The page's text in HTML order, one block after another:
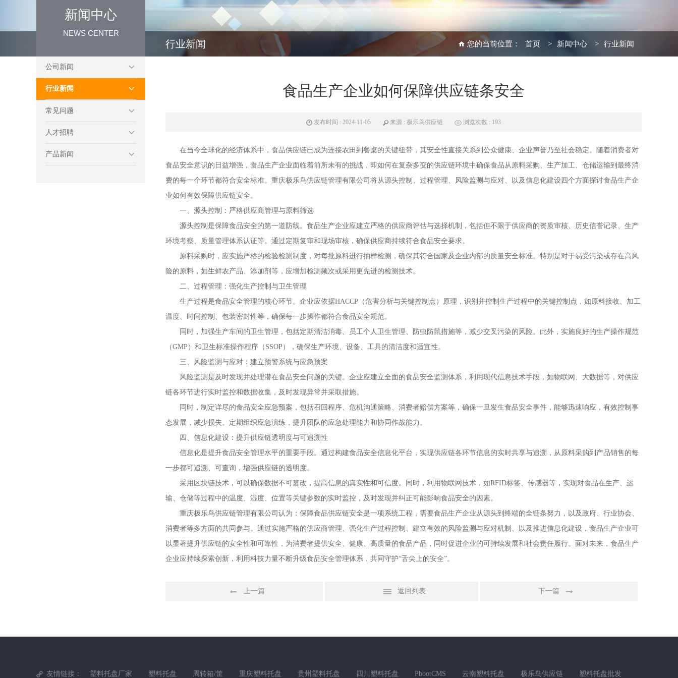
新闻中心
NEWS CENTER
公司新闻
行业新闻
常见问题
人才招聘
产品新闻
行业新闻 您的当前位置： 首页 > 新闻中心 > 行业新闻
食品生产企业如何保障供应链条安全
发布时间 : 2024-11-05 来源 : 极乐鸟供应链 浏览次数 : 193
在当今全球化的经济体系中，食品供应链已成为连接农田到餐桌的关键纽带，其安全性直接关系到公众健康、企业声誉乃至社会稳定。随着消费者对
食品安全意识的日益增强，食品生产企业面临着前所未有的挑战，即如何在复杂多变的供应链环境中确保食品从原料采购、生产加工、仓储运输到最终消
费的每一个环节都符合安全标准。重庆极乐鸟供应链管理有限公司将从源头控制、过程管理、风险监测与应对、以及信息化建设四个方面探讨食品生产企
业如何有效保障供应链安全。
一、源头控制：严格供应商管理与原料筛选
源头控制是保障食品安全的第一道防线。食品生产企业应建立严格的供应商评估与选择机制，包括但不限于供应商的资质审核、历史信誉记录、生产
环境考察、质量管理体系认证等。通过定期复审和现场审核，确保供应商持续符合食品安全要求。
原料采购时，应实施严格的检验检测制度，对每批原料进行抽样检测，确保其符合国家及企业内部的质量安全标准。特别是对于易受污染或存在高风
险的原料，如生鲜农产品、添加剂等，应增加检测频次或采用更先进的检测技术。
二、过程管理：强化生产控制与卫生管理
生产过程是食品安全管理的核心环节。企业应依据HACCP（危害分析与关键控制点）原理，识别并控制生产过程中的关键控制点，如原料接收、加工
温度、时间控制、包装密封性等，确保每一步操作都符合食品安全规范。
同时，加强生产车间的卫生管理，包括定期清洁消毒、员工个人卫生管理、防虫防鼠措施等，减少交叉污染的风险。此外，实施良好的生产操作规范
（GMP）和卫生标准操作程序（SSOP），确保生产环境、设备、工具的清洁度和适宜性。
三、风险监测与应对：建立预警系统与应急预案
风险监测是及时发现并处理潜在食品安全问题的关键。企业应建立全面的食品安全监测体系，利用现代信息技术手段，如物联网、大数据等，对供应
链各环节进行实时监控和数据收集，及时发现异常并采取措施。
同时，制定详尽的食品安全应急预案，包括召回程序、危机沟通策略、消费者赔偿方案等，确保一旦发生食品安全事件，能够迅速响应，有效控制事
态发展，减少损失。定期组织应急演练，提升团队的应急处理能力和协同作战能力。
四、信息化建设：提升供应链透明度与可追溯性
信息化是提升食品安全管理水平的重要手段。通过构建食品安全信息化平台，实现供应链各环节信息的实时共享与追溯，从原料采购到产品销售的每
一步都可追溯、可查询，增强供应链的透明度。
采用区块链技术，可以确保数据不可篡改，提高信息的真实性和可信度。同时，利用物联网技术，如RFID标签、传感器等，实现对食品在生产、运
输、仓储等过程中的温度、湿度、位置等关键参数的实时监控，及时发现并纠正可能影响食品安全的因素。
重庆极乐鸟供应链管理有限公司认为：保障食品供应链安全是一项系统工程，需要食品生产企业从源头到终端的全链条努力，以及政府、行业协会、
消费者等多方面的共同参与。通过实施严格的供应商管理、强化生产过程控制、建立有效的风险监测与应对机制、以及推进信息化建设，食品生产企业可
以显著提升供应链的安全性和可靠性，为消费者提供安全、健康、高质量的食品产品，同时促进企业的可持续发展和社会责任履行。面对未来，食品生产
企业应持续探索创新，利用科技力量不断升级食品安全管理体系，共同守护“舌尖上的安全”。
上一篇 返回列表 下一篇
友情链接： 塑料托盘厂家 塑料托盘 周转箱/筐 重庆塑料托盘 贵州塑料托盘 四川塑料托盘 PbootCMS 云南塑料托盘 极乐鸟供应链 塑料托盘批发